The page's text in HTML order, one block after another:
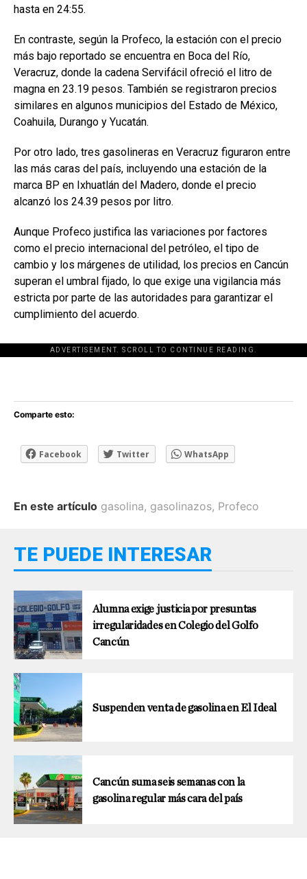
hasta en 24:55.
En contraste, según la Profeco, la estación con el precio
más bajo reportado se encuentra en Boca del Río,
Veracruz, donde la cadena Servifácil ofreció el litro de
magna en 23.19 pesos. También se registraron precios
similares en algunos municipios del Estado de México,
Coahuila, Durango y Yucatán.
Por otro lado, tres gasolineras en Veracruz figuraron entre
las más caras del país, incluyendo una estación de la
marca BP en Ixhuatlán del Madero, donde el precio
alcanzó los 24.39 pesos por litro.
Aunque Profeco justifica las variaciones por factores
como el precio internacional del petróleo, el tipo de
cambio y los márgenes de utilidad, los precios en Cancún
superan el umbral fijado, lo que exige una vigilancia más
estricta por parte de las autoridades para garantizar el
cumplimiento del acuerdo.
ADVERTISEMENT. SCROLL TO CONTINUE READING.
[adsforwp id="243463"]
Comparte esto:
Facebook Twitter WhatsApp
En este artículo gasolina, gasolinazos, Profeco
TE PUEDE INTERESAR
Alumna exige justicia por presuntas
irregularidades en Colegio del Golfo
Cancún
Suspenden venta de gasolina en El Ideal
Cancún suma seis semanas con la
gasolina regular más cara del país